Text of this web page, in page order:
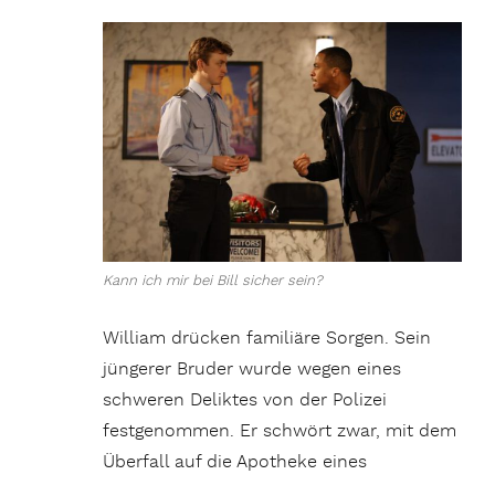
Kann ich mir bei Bill sicher sein?
William drücken familiäre Sorgen. Sein
jüngerer Bruder wurde wegen eines
schweren Deliktes von der Polizei
festgenommen. Er schwört zwar, mit dem
Überfall auf die Apotheke eines